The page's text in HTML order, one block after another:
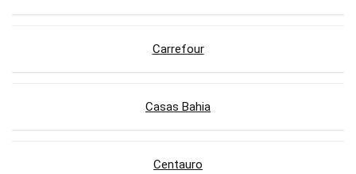
Carrefour
Casas Bahia
Centauro